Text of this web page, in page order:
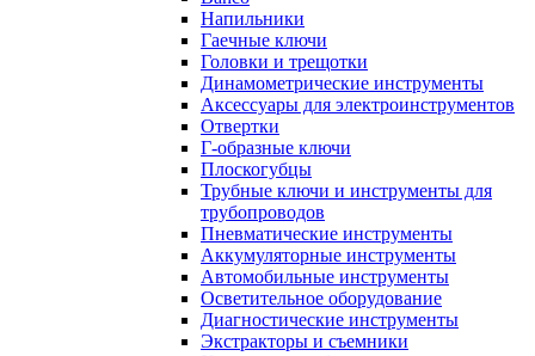
Напильники
Гаечные ключи
Головки и трещотки
Динамометрические инструменты
Аксессуары для электроинструментов
Отвертки
Г-образные ключи
Плоскогубцы
Трубные ключи и инструменты для
трубопроводов
Пневматические инструменты
Аккумуляторные инструменты
Автомобильные инструменты
Осветительное оборудование
Диагностические инструменты
Экстракторы и съемники